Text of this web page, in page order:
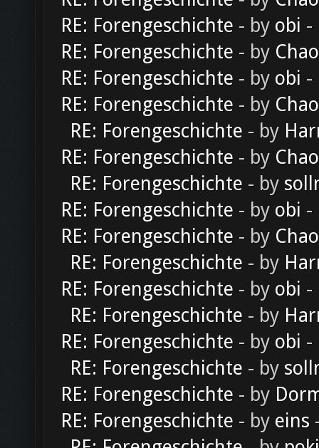
RE: Forengeschichte - by obi -
RE: Forengeschichte - by
RE: Forengeschichte - by obi -
RE: Forengeschichte - by
RE: Forengeschichte - by
RE: Forengeschichte - by
RE: Forengeschichte - by
RE: Forengeschichte - by obi -
RE: Forengeschichte - by
RE: Forengeschichte - by
RE: Forengeschichte - by obi -
RE: Forengeschichte - by
RE: Forengeschichte - by obi -
RE: Forengeschichte - by
RE: Forengeschichte - by
RE: Forengeschichte - by eins